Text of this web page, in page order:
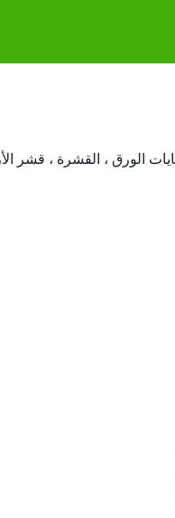
الورق ، القشرة ، قشر